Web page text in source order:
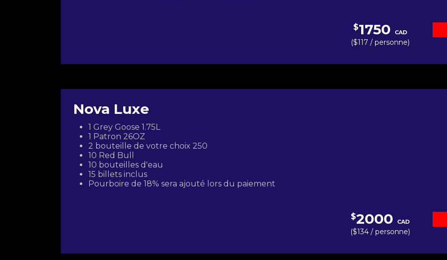
$1750 CAD
($117 / personne)
Nova Luxe
1 Grey Goose 1.75L
1 Patron 26OZ
2 bouteille de votre choix 250
10 Red Bull
10 bouteilles d'eau
15 billets inclus
Pourboire de 18% sera ajouté lors du paiement
$2000 CAD
($134 / personne)